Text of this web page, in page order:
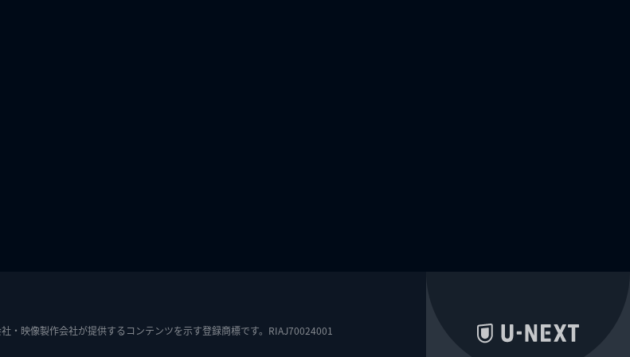
・映像製作会社が提供するコンテンツを示す登録商標です。RIAJ70024001